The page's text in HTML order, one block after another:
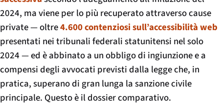
2024, ma viene per lo più recuperato attraverso cause
private — oltre4.600 contenziosi sull’accessibilità web
presentati nei tribunali federali statunitensi nel solo
2024 — ed è abbinato a un obbligo di ingiunzione e a
compensi degli avvocati previsti dalla legge che, in
pratica, superano di gran lunga la sanzione civile
principale. Questo è il dossier comparativo.